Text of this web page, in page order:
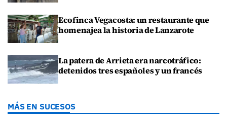
Ecofinca Vegacosta: un restaurante que
homenajea la historia de Lanzarote
La patera de Arrieta era narcotráfico:
detenidos tres españoles y un francés
MÁS EN SUCESOS